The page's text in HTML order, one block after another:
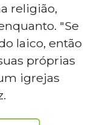
religião,
"Se
laico, então
próprias
igrejas